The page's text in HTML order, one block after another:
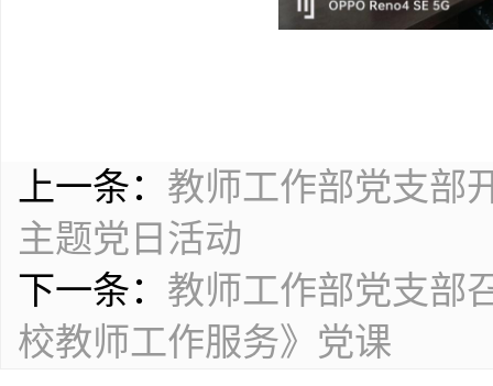
上一条： 教师工作部党支部
主题党日活动
下一条： 教师工作部党支部
校教师工作服务》党课